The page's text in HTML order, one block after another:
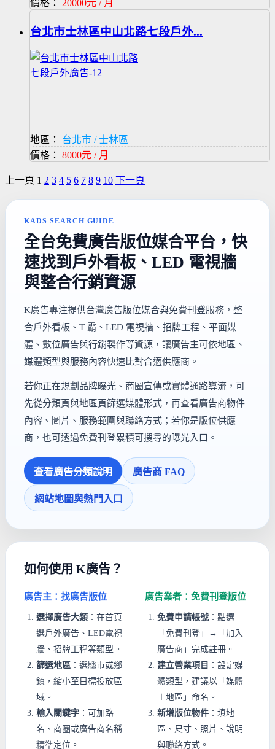
價格： 20000元 / 月
台北市士林區中山北路七段戶外...
地區：
台北市 / 士林區
價格： 8000元 / 月
上一頁 1 2 3 4 5 6 7 8 9 10 下一頁
KADS SEARCH GUIDE
全台免費廣告版位媒合平台，快
速找到戶外看板、LED 電視牆
與整合行銷資源
K廣告專注提供台灣廣告版位媒合與免費刊登服務，整
合戶外看板、T 霸、LED 電視牆、招牌工程、平面媒
體、數位廣告與行銷製作等資源，讓廣告主可依地區、
媒體類型與服務內容快速比對合適供應商。
若你正在規劃品牌曝光、商圈宣傳或實體通路導流，可
先從分類頁與地區頁篩選媒體形式，再查看廣告商物件
內容、圖片、服務範圍與聯絡方式；若你是版位供應
商，也可透過免費刊登累積可搜尋的曝光入口。
查看廣告分類說明 廣告商 FAQ
網站地圖與熱門入口
如何使用 K廣告？
廣告主：找廣告版位
選擇廣告大類 ：在首頁
選戶外廣告、LED電視
牆、招牌工程等類型。
篩選地區 ：選縣市或鄉
鎮，縮小至目標投放區
域。
輸入關鍵字 ：可加路
名、商圈或廣告商名稱
精準定位。
廣告業者：免費刊登版位
免費申請帳號 ：點選
「免費刊登」→「加入
廣告商」完成註冊。
建立營業項目 ：設定媒
體類型，建議以「媒體
＋地區」命名。
新增版位物件 ：填地
區、尺寸、照片、說明
與聯絡方式。